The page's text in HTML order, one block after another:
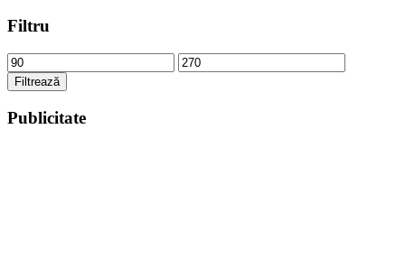
Filtru
Preț
minim
Preț
maxim
Filtrează
Publicitate